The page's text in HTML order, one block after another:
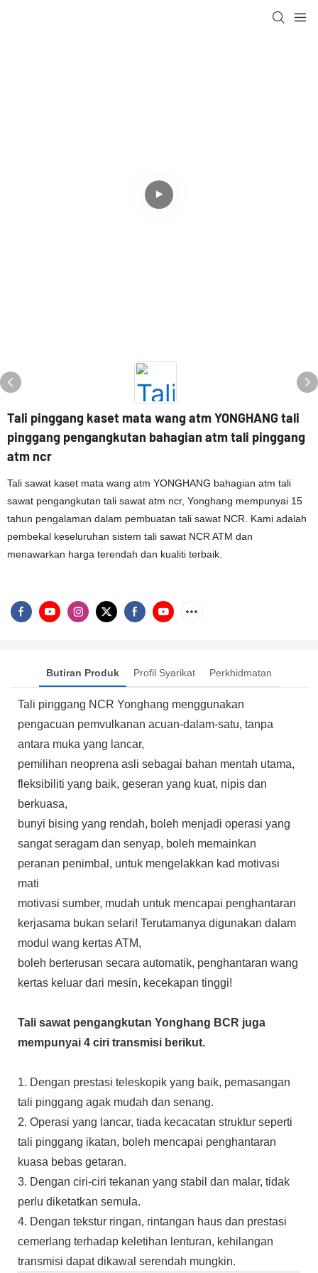
Tali pinggang kaset mata wang atm YONGHANG tali
pinggang pengangkutan bahagian atm tali pinggang
atm ncr
Tali sawat kaset mata wang atm YONGHANG bahagian atm tali
sawat pengangkutan tali sawat atm ncr, Yonghang mempunyai 15
tahun pengalaman dalam pembuatan tali sawat NCR. Kami adalah
pembekal keseluruhan sistem tali sawat NCR ATM dan
menawarkan harga terendah dan kualiti terbaik.
Butiran Produk Profil Syarikat Perkhidmatan
Tali pinggang NCR Yonghang menggunakan
pengacuan pemvulkanan acuan-dalam-satu, tanpa
antara muka yang lancar,
pemilihan neoprena asli sebagai bahan mentah utama,
fleksibiliti yang baik, geseran yang kuat, nipis dan
berkuasa,
bunyi bising yang rendah, boleh menjadi operasi yang
sangat seragam dan senyap, boleh memainkan
peranan penimbal, untuk mengelakkan kad motivasi
mati
motivasi sumber, mudah untuk mencapai penghantaran
kerjasama bukan selari! Terutamanya digunakan dalam
modul wang kertas ATM,
boleh berterusan secara automatik, penghantaran wang
kertas keluar dari mesin, kecekapan tinggi!
Tali sawat pengangkutan Yonghang BCR juga
mempunyai 4 ciri transmisi berikut.
1. Dengan prestasi teleskopik yang baik, pemasangan
tali pinggang agak mudah dan senang.
2. Operasi yang lancar, tiada kecacatan struktur seperti
tali pinggang ikatan, boleh mencapai penghantaran
kuasa bebas getaran.
3. Dengan ciri-ciri tekanan yang stabil dan malar, tidak
perlu diketatkan semula.
4. Dengan tekstur ringan, rintangan haus dan prestasi
cemerlang terhadap keletihan lenturan, kehilangan
transmisi dapat dikawal serendah mungkin.